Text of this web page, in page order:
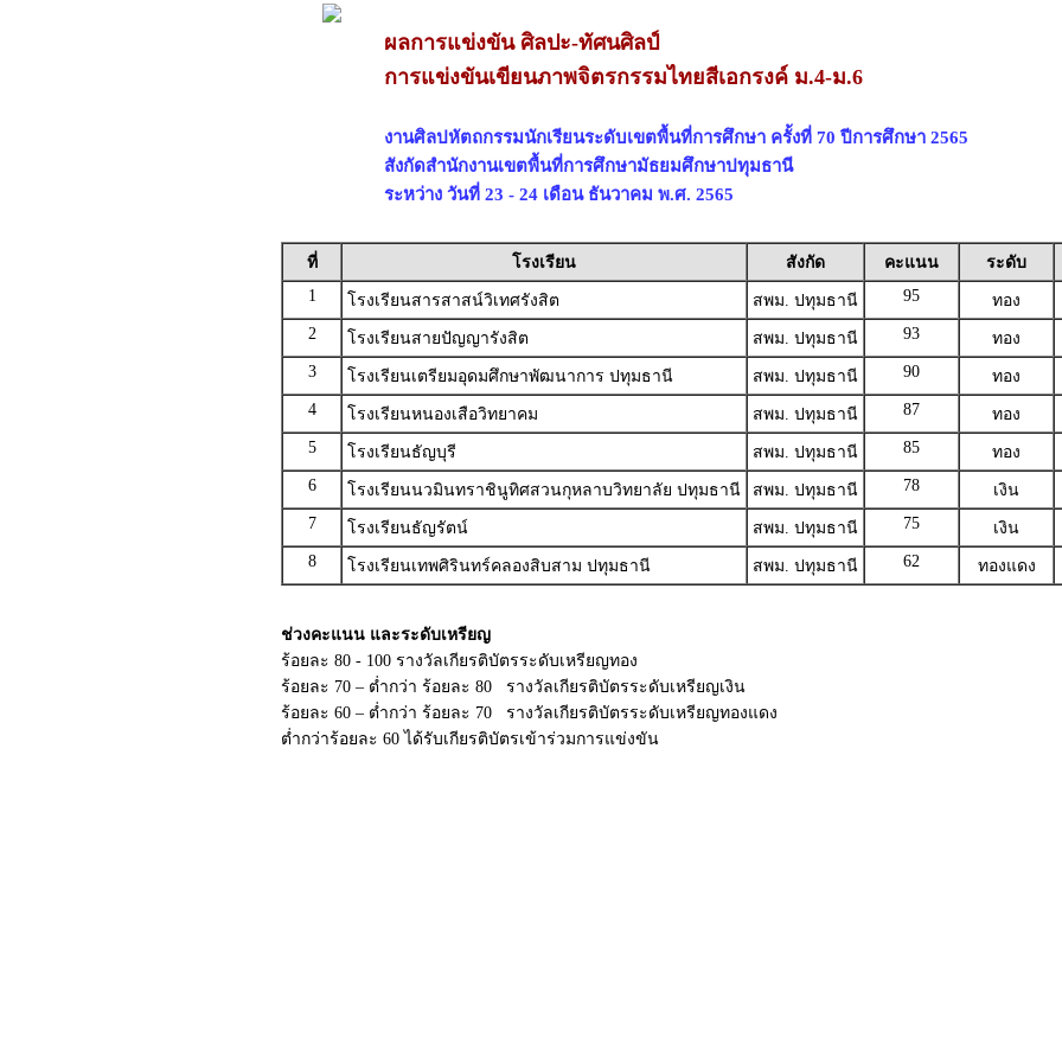
ผลการแข่งขัน ศิลปะ-ทัศนศิลป์
การแข่งขันเขียนภาพจิตรกรรมไทยสีเอกรงค์ ม.4-ม.6
งานศิลปหัตถกรรมนักเรียนระดับเขตพื้นที่การศึกษา ครั้งที่ 70 ปีการศึกษา 2565
สังกัดสำนักงานเขตพื้นที่การศึกษามัธยมศึกษาปทุมธานี
ระหว่าง วันที่ 23 - 24 เดือน ธันวาคม พ.ศ. 2565
ที่ โรงเรียน สังกัด คะแนน
ระดับ
1
โรงเรียนสารสาสน์วิเทศรังสิต สพม. ปทุมธานี 95
ทอง
2
โรงเรียนสายปัญญารังสิต สพม. ปทุมธานี 93
ทอง
3
โรงเรียนเตรียมอุดมศึกษาพัฒนาการ ปทุมธานี สพม. ปทุมธานี 90
ทอง
4
โรงเรียนหนองเสือวิทยาคม สพม. ปทุมธานี 87
ทอง
5
โรงเรียนธัญบุรี สพม. ปทุมธานี 85
ทอง
6
โรงเรียนนวมินทราชินูทิศสวนกุหลาบวิทยาลัย ปทุมธานี สพม. ปทุมธานี 78
เงิน
7
โรงเรียนธัญรัตน์ สพม. ปทุมธานี 75
เงิน
8
โรงเรียนเทพศิรินทร์คลองสิบสาม ปทุมธานี สพม. ปทุมธานี 62 ทองแดง
ช่วงคะแนน และระดับเหรียญ
ร้อยละ 80 - 100 รางวัลเกียรติบัตรระดับเหรียญทอง
ร้อยละ 70 – ต่ำกว่า ร้อยละ 80 รางวัลเกียรติบัตรระดับเหรียญเงิน
ร้อยละ 60 – ต่ำกว่า ร้อยละ 70 รางวัลเกียรติบัตรระดับเหรียญทองแดง
ต่ำกว่าร้อยละ 60 ได้รับเกียรติบัตรเข้าร่วมการแข่งขัน